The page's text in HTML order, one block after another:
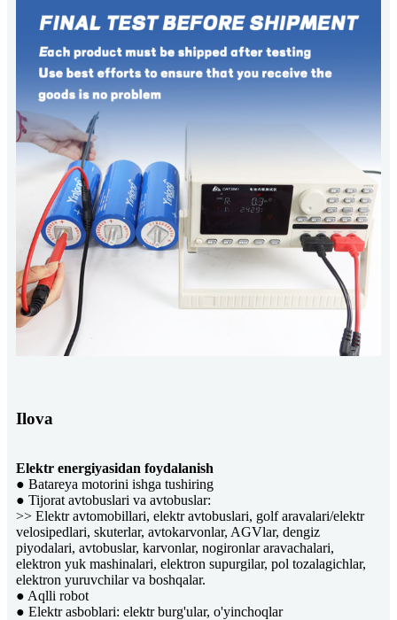
Ilova
Elektr energiyasidan foydalanish
● Batareya motorini ishga tushiring
● Tijorat avtobuslari va avtobuslar:
>> Elektr avtomobillari, elektr avtobuslari, golf aravalari/elektr
velosipedlari, skuterlar, avtokarvonlar, AGVlar, dengiz
piyodalari, avtobuslar, karvonlar, nogironlar aravachalari,
elektron yuk mashinalari, elektron supurgilar, pol tozalagichlar,
elektron yuruvchilar va boshqalar.
● Aqlli robot
● Elektr asboblari: elektr burg'ular, o'yinchoqlar